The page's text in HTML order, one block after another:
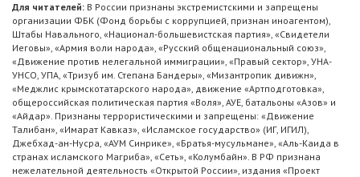
Для читателей: В России признаны экстремистскими и запрещены
организации ФБК (Фонд борьбы с коррупцией, признан иноагентом),
Штабы Навального, «Национал-большевистская партия», «Свидетели
Иеговы», «Армия воли народа», «Русский общенациональный союз»,
«Движение против нелегальной иммиграции», «Правый сектор», УНА-
УНСО, УПА, «Тризуб им. Степана Бандеры», «Мизантропик дивижн»,
«Меджлис крымскотатарского народа», движение «Артподготовка»,
общероссийская политическая партия «Воля», АУЕ, батальоны «Азов» и
«Айдар». Признаны террористическими и запрещены: «Движение
Талибан», «Имарат Кавказ», «Исламское государство» (ИГ, ИГИЛ),
Джебхад-ан-Нусра, «АУМ Синрике», «Братья-мусульмане», «Аль-Каида в
странах исламского Магриба», «Сеть», «Колумбайн». В РФ признана
нежелательной деятельность «Открытой России», издания «Проект